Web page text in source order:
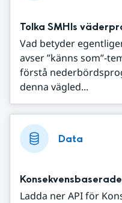
Tolka SMHIs
Vad betyder
avser ”känns som”-
förstå
denna vägled...
Data
Ladda ner API för